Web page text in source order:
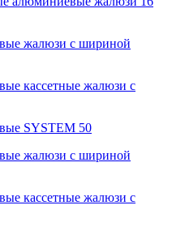
жалюзи с шириной
кассетные жалюзи с
SYSTEM 50
жалюзи с шириной
кассетные жалюзи с